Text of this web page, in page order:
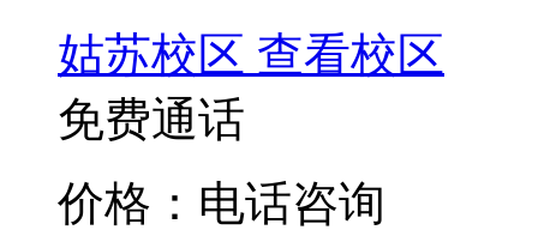
姑苏校区 查看校区
免费通话
价格：电话咨询